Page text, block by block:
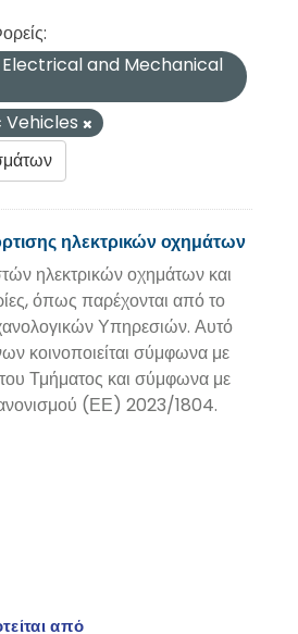
and Mechanical
ηλεκτρικών οχημάτων
ηλεκτρικών οχημάτων και
όπως παρέχονται από το
Υπηρεσιών. Αυτό
κοινοποιείται σύμφωνα με
Τμήματος και σύμφωνα με
(ΕΕ) 2023/1804.